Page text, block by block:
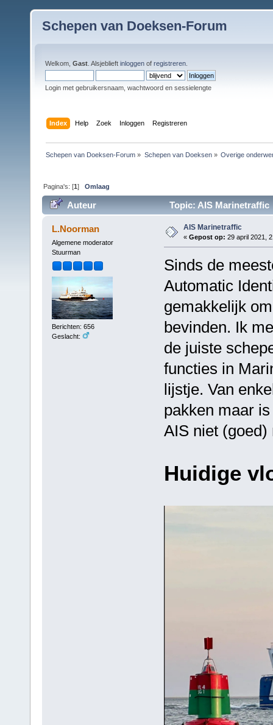
Schepen van Doeksen-Forum
Welkom, Gast . Alsjeblieft inloggen of registreren
Login met gebruikersnaam, wachtwoord en sessielengte
Index Help Zoek Inloggen Registreren
Schepen van Doeksen-Forum » Schepen van Doeksen» Overige
Pagina's: [1]Omlaag
Auteur Topic: AIS Marinetraffic
L.Noorman
Algemene moderator
Stuurman
Berichten: 656
Geslacht:
AIS Marinetraffic
« Gepost op: 29 april 2021,
Sinds de
Automatic
gemakkelijk
bevinden. Ik
de juiste
functies in
lijstje. Van
pakken maar
AIS niet (goed)
Huidige